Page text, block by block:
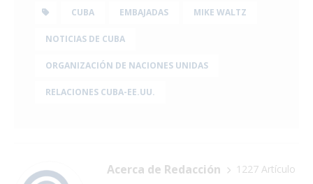
CUBA EMBAJADAS MIKE WALTZ
NOTICIAS DE CUBA
ORGANIZACIÓN DE NACIONES UNIDAS
RELACIONES CUBA-EE.UU.
Acerca de Redacción
1227 Artículo